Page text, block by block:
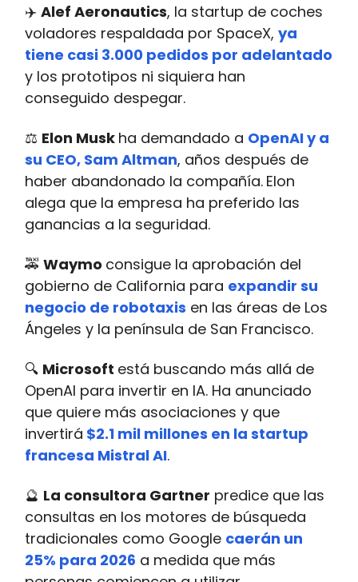
✈️ Alef Aeronautics, la startup de coches
voladores respaldada por SpaceX, ya
tiene casi 3.000 pedidos por adelantado
y los prototipos ni siquiera han
conseguido despegar.
⚖️ Elon Musk ha demandado a OpenAI y a
su CEO, Sam Altman, años después de
haber abandonado la compañía. Elon
alega que la empresa ha preferido las
ganancias a la seguridad.
🚕 Waymo consigue la aprobación del
gobierno de California para expandir su
negocio de robotaxis en las áreas de Los
Ángeles y la península de San Francisco.
🔍 Microsoft está buscando más allá de
OpenAI para invertir en IA. Ha anunciado
que quiere más asociaciones y que
invertirá $2.1 mil millones en la startup
francesa Mistral AI.
🔮 La consultora Gartner predice que las
consultas en los motores de búsqueda
tradicionales como Google caerán un
25% para 2026 a medida que más